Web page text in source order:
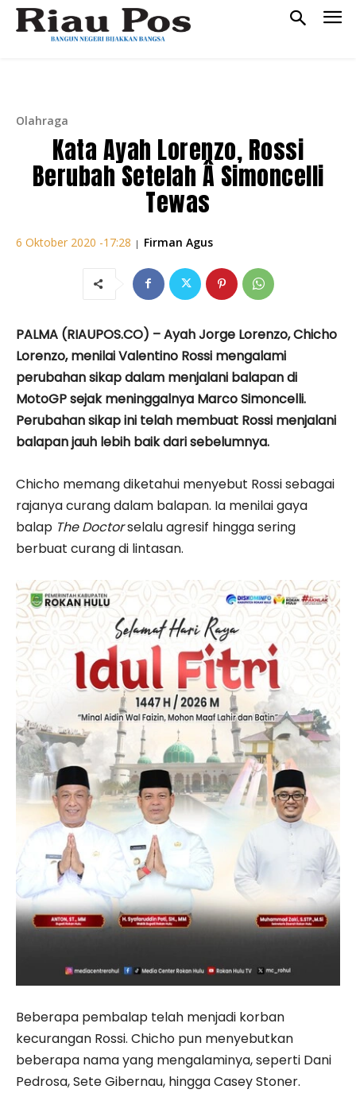
Olahraga
Kata Ayah Lorenzo, Rossi
Berubah Setelah Â Simoncelli
Tewas
6 Oktober 2020 -17:28 | Firman Agus
PALMA (RIAUPOS.CO) – Ayah Jorge Lorenzo, Chicho
Lorenzo, menilai Valentino Rossi mengalami
perubahan sikap dalam menjalani balapan di
MotoGP sejak meninggalnya Marco Simoncelli.
Perubahan sikap ini telah membuat Rossi menjalani
balapan jauh lebih baik dari sebelumnya.
Chicho memang diketahui menyebut Rossi sebagai
rajanya curang dalam balapan. Ia menilai gaya
balap The Doctorselalu agresif hingga sering
berbuat curang di lintasan.
Beberapa pembalap telah menjadi korban
kecurangan Rossi. Chicho pun menyebutkan
beberapa nama yang mengalaminya, seperti Dani
Pedrosa, Sete Gibernau, hingga Casey Stoner.